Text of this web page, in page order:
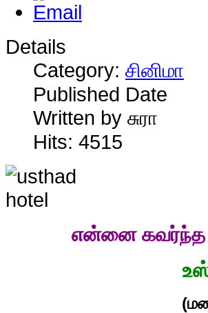
Details
Category: சினிமா
Published Date
Written by சுரா
Hits: 4515
என்னை கவர்ந்த